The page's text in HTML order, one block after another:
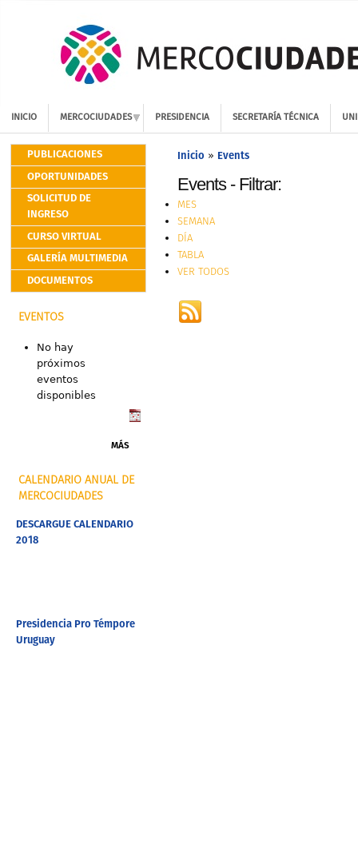
INICIO MERCOCIUDADES PRESIDENCIA SECRETARÍA TÉCNICA
PUBLICACIONES
OPORTUNIDADES
SOLICITUD DE
INGRESO
CURSO VIRTUAL
GALERÍA MULTIMEDIA
DOCUMENTOS
EVENTOS
No hay
próximos
eventos
disponibles
MÁS
CALENDARIO ANUAL DE
MERCOCIUDADES
DESCARGUE CALENDARIO
2018
Presidencia Pro Témpore
Uruguay
Inicio » Events
Events - Filtrar:
MES
SEMANA
DÍA
TABLA
VER TODOS